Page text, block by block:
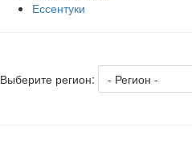
Ессентуки
Выберите регион: